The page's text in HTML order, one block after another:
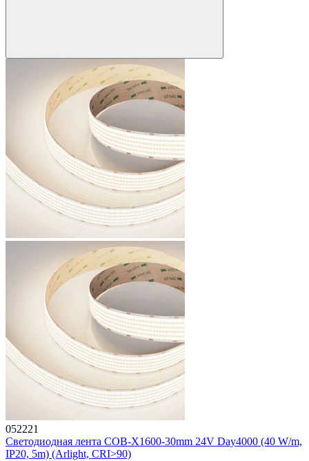
052221
Светодиодная лента COB-X1600-30mm 24V Day4000 (40 W/m,
IP20, 5m) (Arlight, CRI>90)